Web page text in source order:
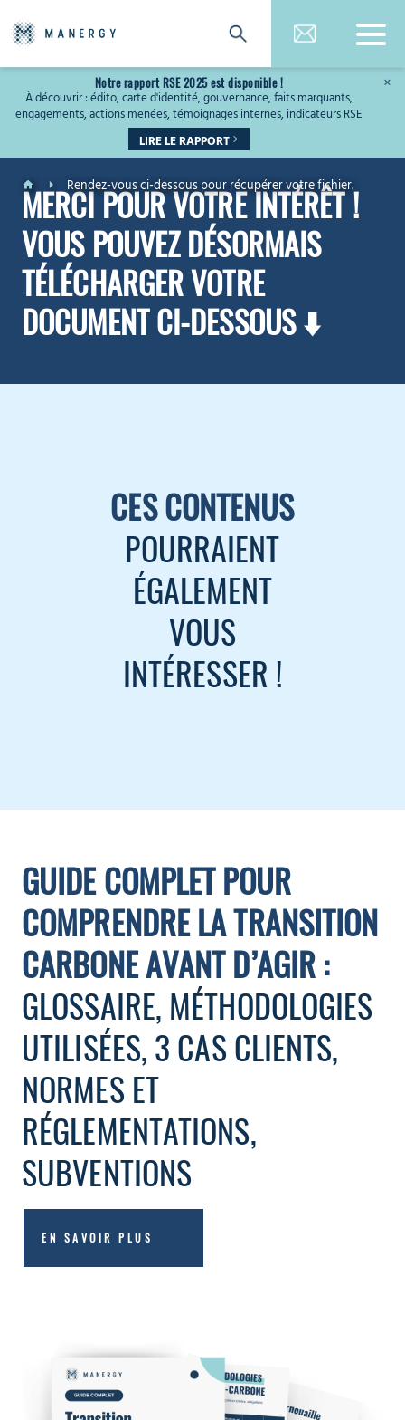
Rendez-vous ci-dessous pour récupérer votre fichier.
Notre rapport RSE 2025 est disponible !
À découvrir : édito, carte d'identité, gouvernance, faits marquants,
engagements, actions menées, témoignages internes, indicateurs RSE
LIRE LE RAPPORT
×
MERCI POUR VOTRE INTÉRÊT !
VOUS POUVEZ DÉSORMAIS
TÉLÉCHARGER VOTRE
DOCUMENT CI-DESSOUS ⬇️
CES CONTENUS
POURRAIENT
ÉGALEMENT
VOUS
INTÉRESSER !
GUIDE COMPLET POUR
COMPRENDRE LA TRANSITION
CARBONE AVANT D’AGIR :
GLOSSAIRE, MÉTHODOLOGIES
UTILISÉES, 3 CAS CLIENTS,
NORMES ET
RÉGLEMENTATIONS,
SUBVENTIONS
EN SAVOIR PLUS